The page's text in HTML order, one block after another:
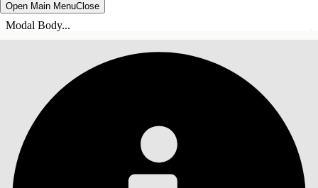
Open Main MenuClose
Modal Body...
TABLE DES MATIÈRES